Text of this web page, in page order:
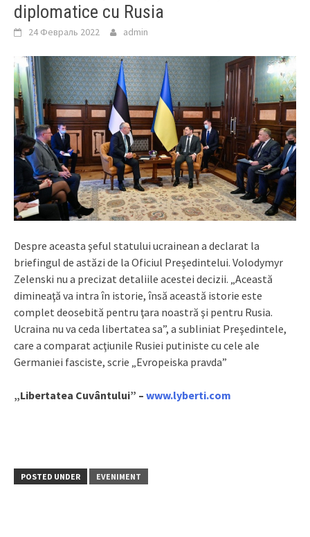
diplomatice cu Rusia
24 Февраль 2022 admin
Despre aceasta şeful statului ucrainean a declarat la
briefingul de astăzi de la Oficiul Preşedintelui. Volodymyr
Zelenski nu a precizat detaliile acestei decizii. „Această
dimineaţă va intra în istorie, însă această istorie este
complet deosebită pentru ţara noastră şi pentru Rusia.
Ucraina nu va ceda libertatea sa”, a subliniat Preşedintele,
care a comparat acţiunile Rusiei putiniste cu cele ale
Germaniei fasciste, scrie „Evropeiska pravda”
„Libertatea Cuvântului” – www.lyberti.com
POSTED UNDER EVENIMENT